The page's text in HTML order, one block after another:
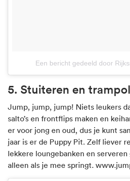
Een bericht gedeeld door
5. Stuiteren en
Jump, jump, jump! Niets leukers
salto’s en frontflips maken en
er voor jong en oud, dus je kunt
jaar is er de Puppy Pit. Zelf liever
lekkere loungebanken en
alleen als je mee springt.